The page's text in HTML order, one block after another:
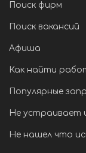
Поиск фирм
Поиск вакансий
Афиша
Как найти
Популярные
Не устраивает
Не нашел что